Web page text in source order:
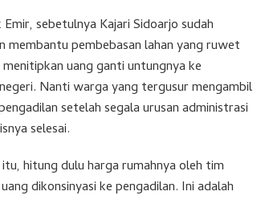
sebetulnya Kajari Sidoarjo sudah
membantu pembebasan lahan yang ruwet
uang ganti untungnya ke
Nanti warga yang tergusur mengambil
setelah segala urusan administrasi
selesai.
hitung dulu harga rumahnya oleh tim
dikonsinyasi ke pengadilan. Ini adalah